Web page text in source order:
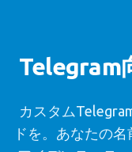
Telegram
カスタム
ドを。あなたの